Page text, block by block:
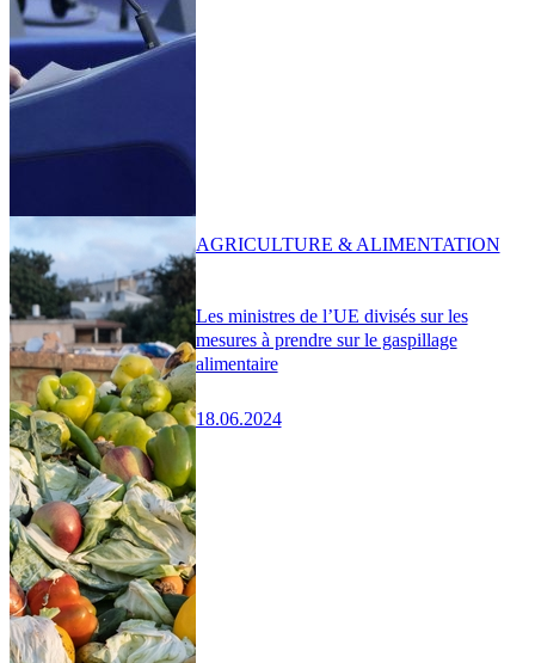
Les ministres de l’UE divisés sur les
mesures à prendre sur le gaspillage
alimentaire
18.06.2024
AGRICULTURE & ALIMENTATION